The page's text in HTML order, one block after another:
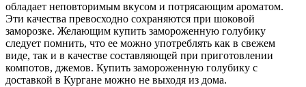
обладает неповторимым вкусом и потрясающим ароматом.
Эти качества превосходно сохраняются при шоковой
заморозке. Желающим купить замороженную голубику
следует помнить, что ее можно употреблять как в свежем
виде, так и в качестве составляющей при приготовлении
компотов, джемов. Купить замороженную голубику с
доставкой в Кургане можно не выходя из дома.